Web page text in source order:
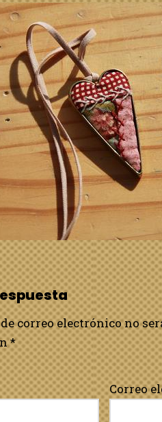
correo electrónico no
*
Correo